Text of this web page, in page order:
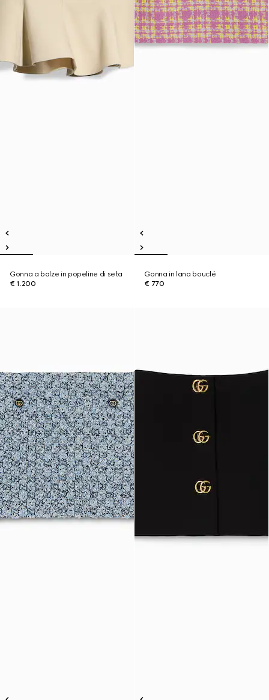
Gonna a balze in popeline di seta
€ 1.200
Gonna in lana bouclé
€ 770